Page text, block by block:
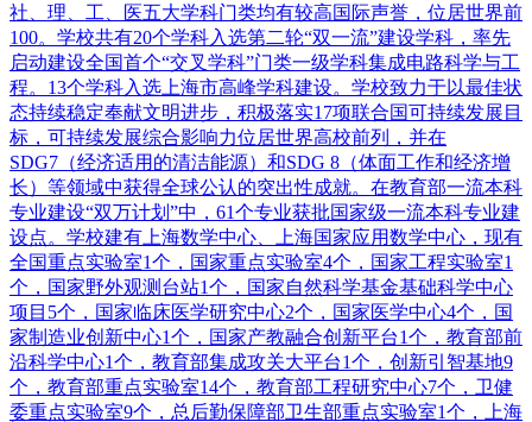
社、理、工、医五大学科门类均有较高国际声誉，位居世界前
100。学校共有20个学科入选第二轮“双一流”建设学科，率先
启动建设全国首个“交叉学科”门类一级学科集成电路科学与工
程。13个学科入选上海市高峰学科建设。学校致力于以最佳状
态持续稳定奉献文明进步，积极落实17项联合国可持续发展目
标，可持续发展综合影响力位居世界高校前列，并在
SDG7（经济适用的清洁能源）和SDG 8（体面工作和经济增
长）等领域中获得全球公认的突出性成就。在教育部一流本科
专业建设“双万计划”中，61个专业获批国家级一流本科专业建
设点。学校建有上海数学中心、上海国家应用数学中心，现有
全国重点实验室1个，国家重点实验室4个，国家工程实验室1
个，国家野外观测台站1个，国家自然科学基金基础科学中心
项目5个，国家临床医学研究中心2个，国家医学中心4个，国
家制造业创新中心1个，国家产教融合创新平台1个，教育部前
沿科学中心1个，教育部集成攻关大平台1个，创新引智基地9
个，教育部重点实验室14个，教育部工程研究中心7个，卫健
委重点实验室9个，总后勤保障部卫生部重点实验室1个，上海